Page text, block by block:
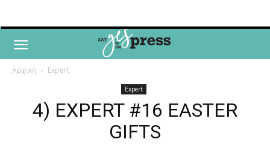
Αρχική Expert
Expert
4) EXPERT #16 EASTER
GIFTS